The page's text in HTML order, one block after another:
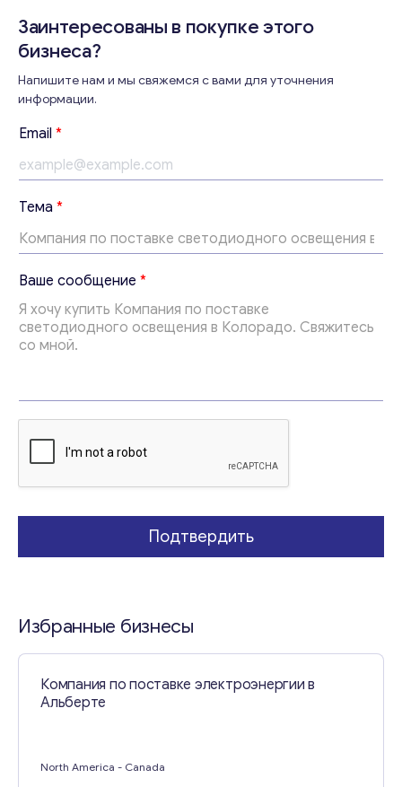
Отправьте нам запрос, и мы свяжемся с вами в
Email*
Ваши комментарии*
Свяжитесь со мной
Заинтересованы в покупке этого
бизнеса?
Напишите нам и мы свяжемся с вами для уточнения
информации.
Email *
Тема *
*
Т
е
м
а
ш
е
Ваше сообщение *
Подтвердить
Избранные бизнесы
Компания по поставке электроэнергии в
Альберте
North America - Canada